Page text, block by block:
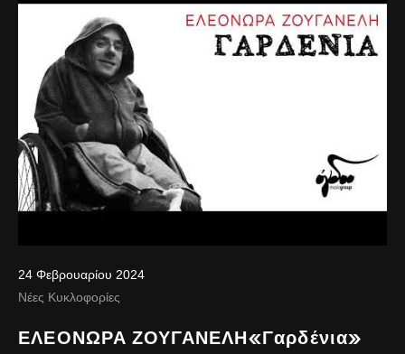
24 Φεβρουαρίου 2024
Νέες Κυκλοφορίες
ΕΛΕΟΝΩΡΑ ΖΟΥΓΑΝΕΛΗ«Γαρδένια»